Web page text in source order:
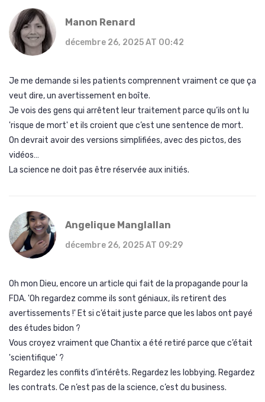
Manon Renard
décembre 26, 2025 AT 00:42
Je me demande si les patients comprennent vraiment ce que ça
veut dire, un avertissement en boîte.
Je vois des gens qui arrêtent leur traitement parce qu’ils ont lu
'risque de mort' et ils croient que c’est une sentence de mort.
On devrait avoir des versions simplifiées, avec des pictos, des
vidéos…
La science ne doit pas être réservée aux initiés.
Angelique Manglallan
décembre 26, 2025 AT 09:29
Oh mon Dieu, encore un article qui fait de la propagande pour la
FDA. 'Oh regardez comme ils sont géniaux, ils retirent des
avertissements !' Et si c’était juste parce que les labos ont payé
des études bidon ?
Vous croyez vraiment que Chantix a été retiré parce que c’était
'scientifique' ?
Regardez les conflits d’intérêts. Regardez les lobbying. Regardez
les contrats. Ce n’est pas de la science, c’est du business.